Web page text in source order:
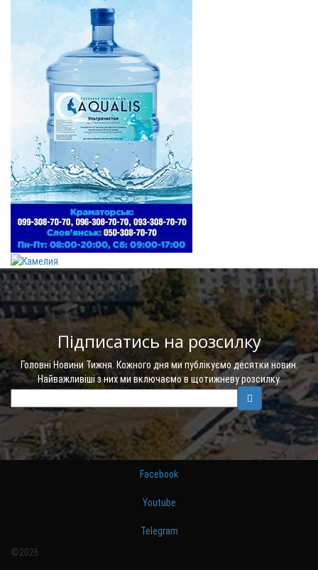
Підписатись на розсилку
Головні Новини Тижня. Кожного дня ми публікуємо десятки новин.
Найважливіші з них ми включаємо в щотижневу розсилку.
Facebook
Youtube
Telegram
©2026